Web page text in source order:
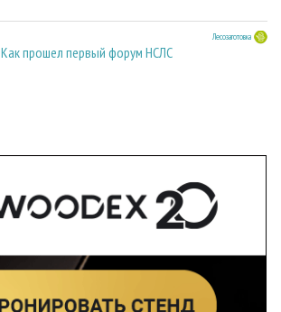
Лесозаготовка
Как прошел первый форум НСЛС